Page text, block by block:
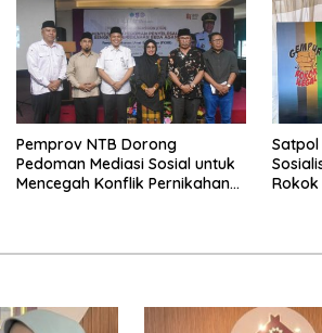
Pemprov NTB Dorong
Pedoman Mediasi Sosial untuk
Mencegah Konflik Pernikahan
Satpol
Rokok